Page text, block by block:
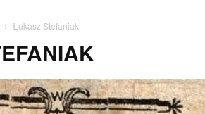
newsy
Łukasz Stefaniak